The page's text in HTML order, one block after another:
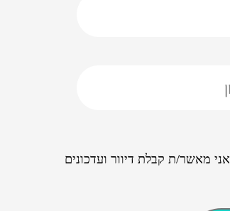
אני מאשר/ת קבלת דיוור ועדכונים